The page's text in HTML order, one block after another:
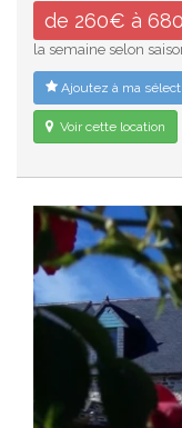
de 260€ à
la semaine selon
Ajoutez à ma
Voir cette location